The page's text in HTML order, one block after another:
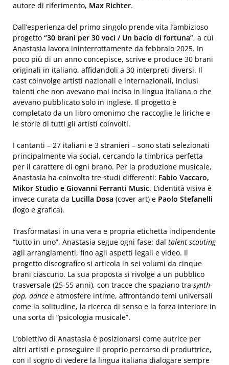
autore di riferimento, Max Richter.
Dall’esperienza del primo singolo prende vita l’ambizioso
progetto “30 brani per 30 voci / Un bacio di fortuna”, a cui
Anastasia lavora ininterrottamente da febbraio 2025. In
poco più di un anno concepisce, scrive e produce 30 brani
originali in italiano, affidandoli a 30 interpreti diversi. Il
cast coinvolge artisti nazionali e internazionali, inclusi
talenti che non avevano mai inciso in lingua italiana o che
avevano pubblicato solo in inglese. Il progetto è
completato da un libro omonimo che raccoglie le liriche e
le storie di tutti gli artisti coinvolti.
I cantanti – 27 italiani e 3 stranieri – sono stati selezionati
principalmente via social, cercando la timbrica perfetta
per il carattere di ogni brano. Per la produzione musicale,
Anastasia ha coinvolto tre studi differenti: Fabio Vaccaro,
Mikor Studio e Giovanni Ferranti Music. L’identità visiva è
invece curata da Lucilla Dosa (cover art) e Paolo Stefanelli
(logo e grafica).
Trasformatasi in una vera e propria etichetta indipendente
“tutto in uno”, Anastasia segue ogni fase: dal talent scouting
agli arrangiamenti, fino agli aspetti legali e video. Il
progetto discografico si articola in sei volumi da cinque
brani ciascuno. La sua proposta si rivolge a un pubblico
trasversale (25-55 anni), con tracce che spaziano tra synth-
pop, dance e atmosfere intime, affrontando temi universali
come la solitudine, la ricerca di senso e la forza interiore in
una sorta di “psicologia musicale”.
L’obiettivo di Anastasia è posizionarsi come autrice per
altri artisti e proseguire il proprio percorso di produttrice,
con il sogno di vedere la lingua italiana dialogare sempre